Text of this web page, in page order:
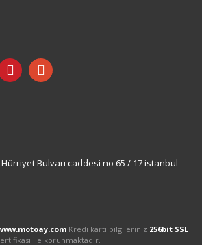
Bulvarı caddesi no 65 / 17 istanbul
Kredi kartı bilgileriniz 256bit SSL
ile korunmaktadır.